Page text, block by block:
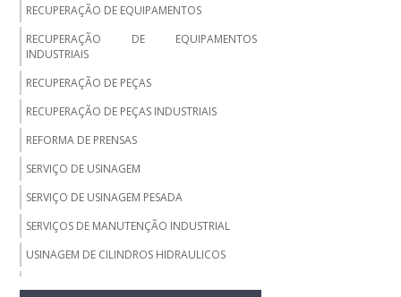
RECUPERAÇÃO DE EQUIPAMENTOS
RECUPERAÇÃO DE EQUIPAMENTOS
INDUSTRIAIS
RECUPERAÇÃO DE PEÇAS
RECUPERAÇÃO DE PEÇAS INDUSTRIAIS
REFORMA DE PRENSAS
SERVIÇO DE USINAGEM
SERVIÇO DE USINAGEM PESADA
SERVIÇOS DE MANUTENÇÃO INDUSTRIAL
USINAGEM DE CILINDROS HIDRAULICOS